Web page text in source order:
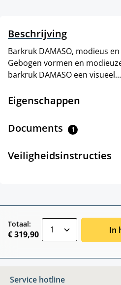
Beschrijving
Barkruk DAMASO, modieus
Gebogen vormen en
barkruk DAMASO een visueel…
Eigenschappen
Documents 1
Veiligheidsinstructies
Totaal:
€ 319,90 In
Service hotline